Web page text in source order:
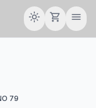
light_mode shopping_cart menu
79